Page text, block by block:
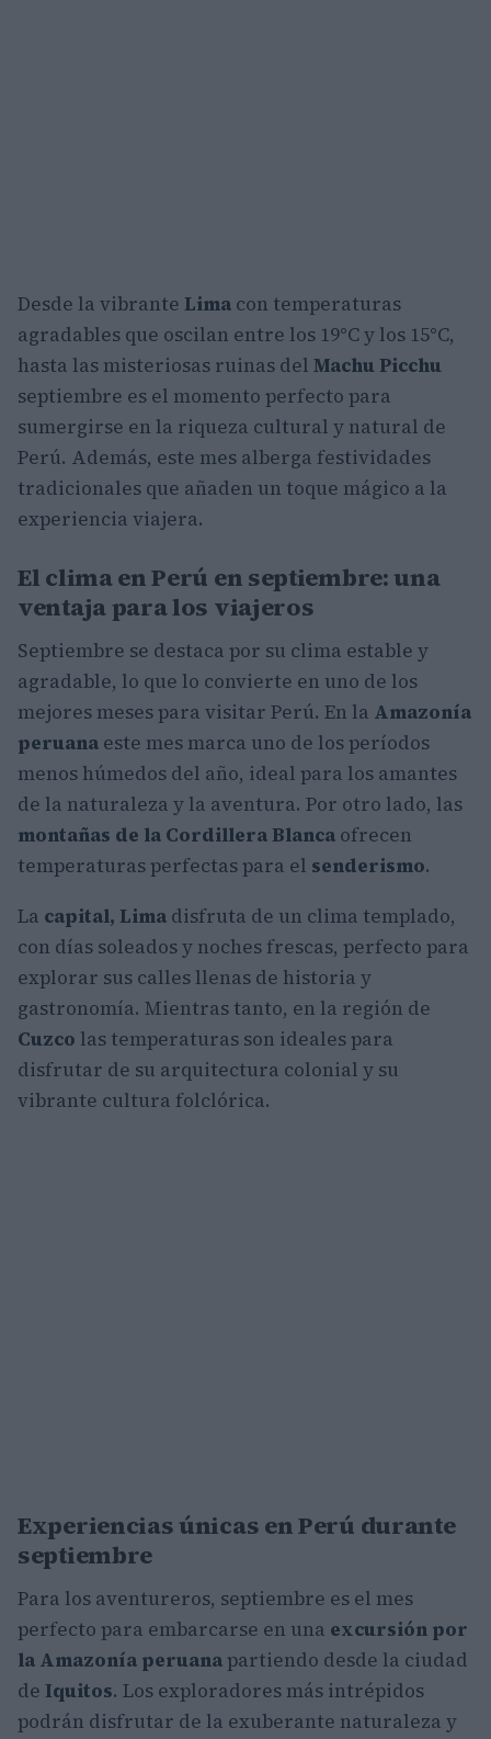
Desde la vibrante Lima con temperaturas
agradables que oscilan entre los 19°C y los 15°C,
hasta las misteriosas ruinas del Machu Picchu
septiembre es el momento perfecto para
sumergirse en la riqueza cultural y natural de
Perú. Además, este mes alberga festividades
tradicionales que añaden un toque mágico a la
experiencia viajera.
El clima en Perú en septiembre: una
ventaja para los viajeros
Septiembre se destaca por su clima estable y
agradable, lo que lo convierte en uno de los
mejores meses para visitar Perú. En la Amazonía
peruana este mes marca uno de los períodos
menos húmedos del año, ideal para los amantes
de la naturaleza y la aventura. Por otro lado, las
montañas de la Cordillera Blanca ofrecen
temperaturas perfectas para el senderismo.
La capital, Lima disfruta de un clima templado,
con días soleados y noches frescas, perfecto para
explorar sus calles llenas de historia y
gastronomía. Mientras tanto, en la región de
Cuzco las temperaturas son ideales para
disfrutar de su arquitectura colonial y su
vibrante cultura folclórica.
Experiencias únicas en Perú durante
septiembre
Para los aventureros, septiembre es el mes
perfecto para embarcarse en una excursión por
la Amazonía peruanapartiendo desde la ciudad
de Iquitos. Los exploradores más intrépidos
podrán disfrutar de la exuberante naturaleza y